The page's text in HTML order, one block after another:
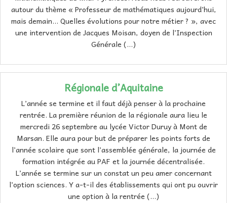
autour du thème « Professeur de mathématiques aujourd’hui,
mais demain... Quelles évolutions pour notre métier ? », avec
une intervention de Jacques Moisan, doyen de l’Inspection
Générale (…)
Régionale d’Aquitaine
L’année se termine et il faut déjà penser à la prochaine
rentrée. La première réunion de la régionale aura lieu le
mercredi 26 septembre au lycée Victor Duruy à Mont de
Marsan. Elle aura pour but de préparer les points forts de
l’année scolaire que sont l’assemblée générale, la journée de
formation intégrée au PAF et la journée décentralisée.
L’année se termine sur un constat un peu amer concernant
l’option sciences. Y a-t-il des établissements qui ont pu ouvrir
une option à la rentrée (…)